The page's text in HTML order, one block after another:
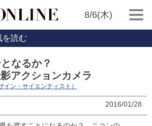
8/6(木)
を読む
なるか？
アクションカメラ
イン・サイエンティスト）
2016/01/28